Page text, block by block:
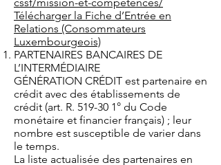
Télécharger la Fiche d’Entrée en
Relations (Consommateurs
Luxembourgeois)
PARTENAIRES BANCAIRES DE
L’INTERMÉDIAIRE
GÉNÉRATION CRÉDIT est partenaire en
crédit avec des établissements de
crédit (art. R. 519-30 1° du Code
monétaire et financier français) ; leur
nombre est susceptible de varier dans
le temps.
La liste actualisée des partenaires en